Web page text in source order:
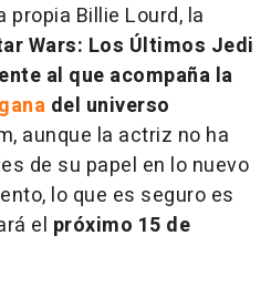
propia Billie Lourd, la
Wars: Los Últimos Jedi
al que acompaña la
del universo
aunque la actriz no ha
de su papel en lo nuevo
lo que es seguro es
el próximo 15 de